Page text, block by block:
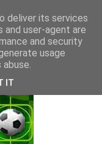
deliver its services
and user-agent are
and security
usage
IT